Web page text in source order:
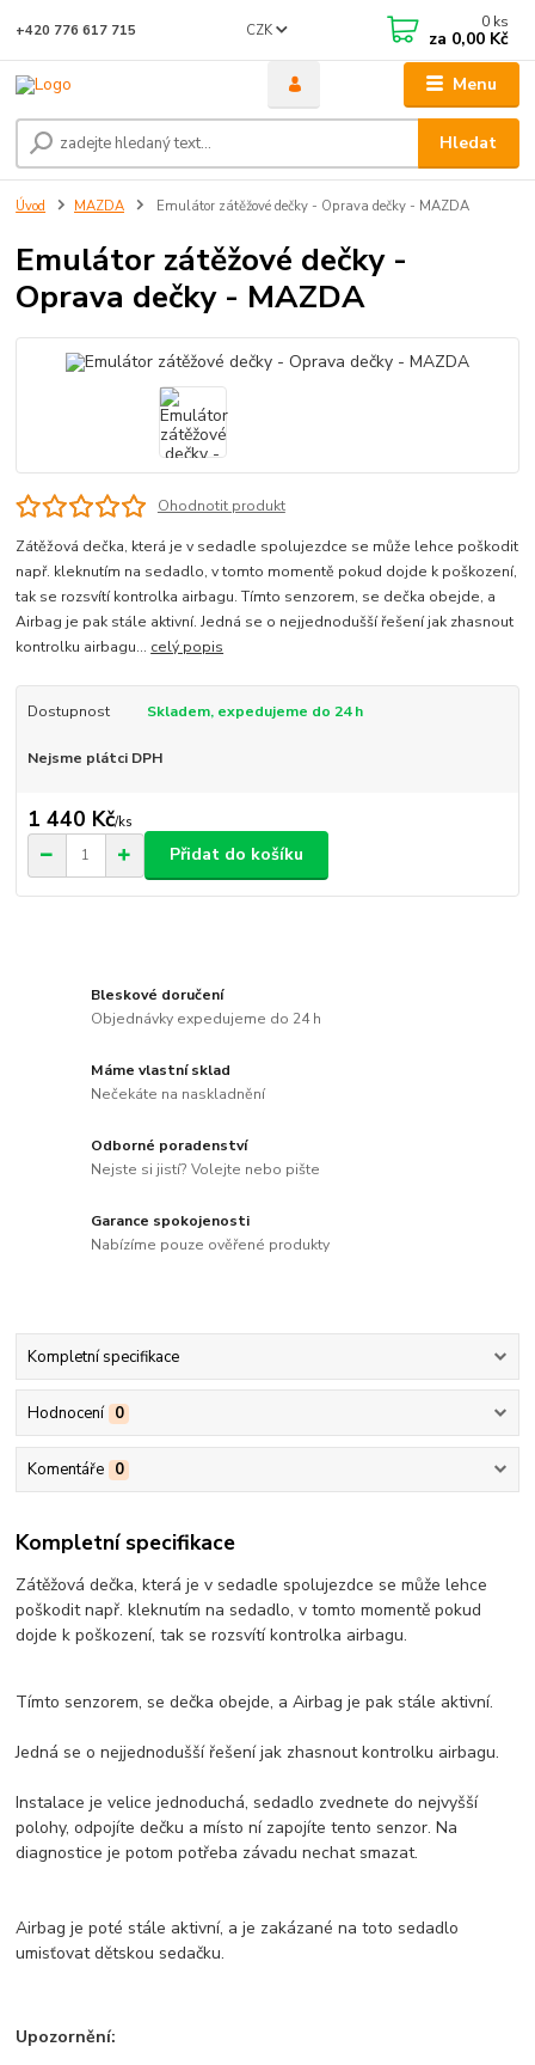
Menu
CZK
Hledat
+420 776 617 715 0 ks
za 0,00 Kč
Úvod MAZDA Emulátor zátěžové dečky - Oprava dečky - MAZDA
Emulátor zátěžové dečky -
Oprava dečky - MAZDA
Ohodnotit produkt
Zátěžová dečka, která je v sedadle spolujezdce se může lehce poškodit
např. kleknutím na sedadlo, v tomto momentě pokud dojde k poškození,
tak se rozsvítí kontrolka airbagu. Tímto senzorem, se dečka obejde, a
Airbag je pak stále aktivní. Jedná se o nejjednodušší řešení jak zhasnout
kontrolku airbagu... celý popis
Dostupnost Skladem, expedujeme do 24 h
Nejsme plátci DPH
1 440 Kč/ks
Přidat do košíku
Bleskové doručení
Objednávky expedujeme do 24 h
Máme vlastní sklad
Nečekáte na naskladnění
Odborné poradenství
Nejste si jistí? Volejte nebo pište
Garance spokojenosti
Nabízíme pouze ověřené produkty
Kompletní specifikace
Hodnocení 0
Komentáře 0
Kompletní specifikace
Zátěžová dečka, která je v sedadle spolujezdce se může lehce
poškodit např. kleknutím na sedadlo, v tomto momentě pokud
dojde k poškození, tak se rozsvítí kontrolka airbagu.
Tímto senzorem, se dečka obejde, a Airbag je pak stále aktivní.
Jedná se o nejjednodušší řešení jak zhasnout kontrolku airbagu.
Instalace je velice jednoduchá, sedadlo zvednete do nejvyšší
polohy, odpojíte dečku a místo ní zapojíte tento senzor. Na
diagnostice je potom potřeba závadu nechat smazat.
Airbag je poté stále aktivní, a je zakázané na toto sedadlo
umisťovat dětskou sedačku.
Upozornění: